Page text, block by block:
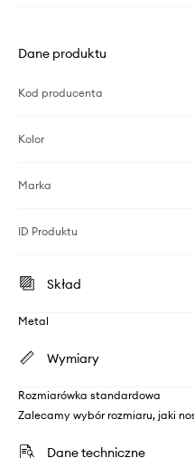
Dane produktu
Kod producenta
Kolor
Marka
ID Produktu
Skład
Metal
Wymiary
Rozmiarówka standardowa
Zalecamy wybór rozmiaru, jaki
Dane techniczne